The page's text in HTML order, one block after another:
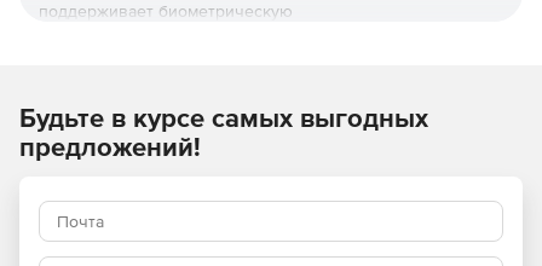
поддерживает биометрическую
и аутентификации.
обеспечения процедур «Регламента информационного
взаимодействия Участников с Оператором ЕСИА» и с
учетом «Методических рекомендаций по использованию
Будьте в курсе самых выгодных
предложений!